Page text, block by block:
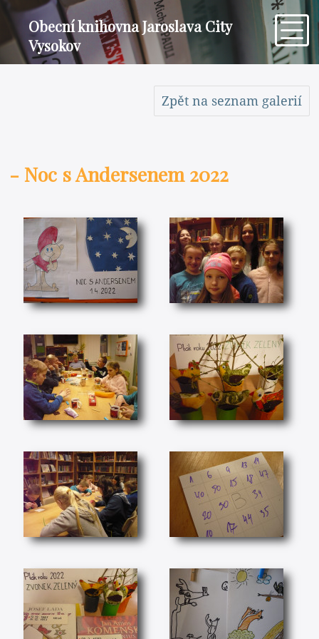
Obecní knihovna Jaroslava City
Vysokov
Zpět na seznam galerií
- Noc s Andersenem 2022